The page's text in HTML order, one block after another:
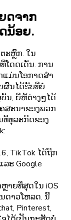
ດຈາກ
ນ້ອຍ.
ະຫຼົກ. ໃນ
ໂດດເດັ່ນ. ການ
ມ່ນໂອກາດສໍາ
ຜົນໄດ້ຮັບທີ່ບໍ່
ນ, ຍີ່ຫໍ້ຕ່າງໆໄດ້
ສະນາຂອງພວກ
ທີ່ທຸລະກິດຂອງ
TikTok ໄດ້ຖືກ
ະ Google
າຍທີ່ສຸດໃນ iOS
ດາວໂຫລດ. ນີ້
Pinterest,